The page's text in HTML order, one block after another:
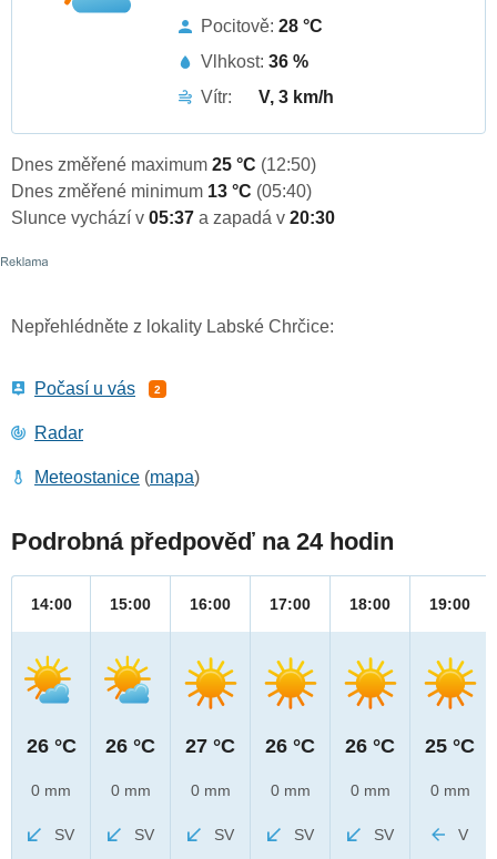
Pocitově: 28 °C
Vlhkost: 36 %
Vítr:
V, 3 km/h
Dnes změřené maximum 25 °C (12:50)
Dnes změřené minimum 13 °C (05:40)
Slunce vychází v 05:37 a zapadá v 20:30
Nepřehlédněte z lokality Labské Chrčice:
Počasí u vás 2
Radar
Meteostanice (mapa)
Podrobná předpověď na 24 hodin
14:00
26 °C
0 mm
SV
15:00
26 °C
0 mm
SV
16:00
27 °C
0 mm
SV
17:00
26 °C
0 mm
SV
18:00
26 °C
0 mm
SV
19:00
25 °C
0 mm
V